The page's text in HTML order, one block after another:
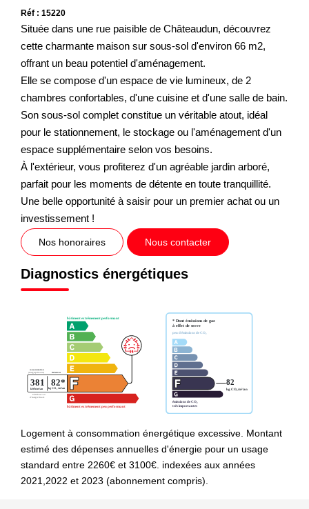
Réf : 15220
Située dans une rue paisible de Châteaudun, découvrez
cette charmante maison sur sous-sol d'environ 66 m2,
offrant un beau potentiel d'aménagement.
Elle se compose d'un espace de vie lumineux, de 2
chambres confortables, d'une cuisine et d'une salle de bain.
Son sous-sol complet constitue un véritable atout, idéal
pour le stationnement, le stockage ou l'aménagement d'un
espace supplémentaire selon vos besoins.
À l'extérieur, vous profiterez d'un agréable jardin arboré,
parfait pour les moments de détente en toute tranquillité.
Une belle opportunité à saisir pour un premier achat ou un
investissement !
Nos honoraires Nous contacter
Diagnostics énergétiques
Logement à consommation énergétique excessive. Montant
estimé des dépenses annuelles d'énergie pour un usage
standard entre 2260€ et 3100€. indexées aux années
2021,2022 et 2023 (abonnement compris).